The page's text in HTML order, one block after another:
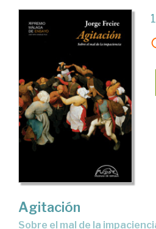
Agitación
Sobre el mal de la